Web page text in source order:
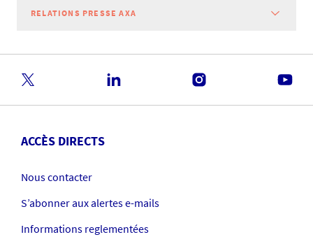
RELATIONS PRESSE AXA
ACCÈS DIRECTS
Nous contacter
S’abonner aux alertes e-mails
Informations reglementées